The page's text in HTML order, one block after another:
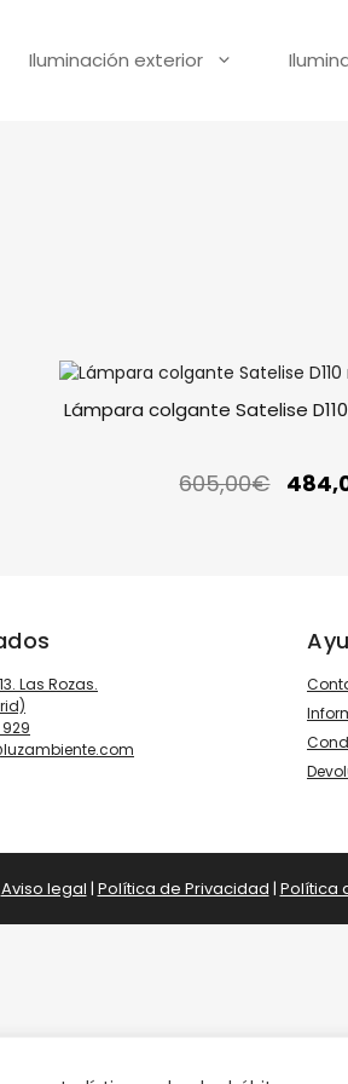
Iluminación exterior
Lámpara colgante Satelise
605,00€
Las Rozas.
929
Aviso legal | Política de Privacidad | Política